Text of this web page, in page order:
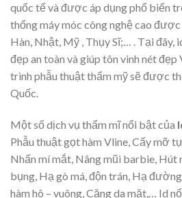
quốc tế và được áp dụng phổ biến
thống máy móc công nghệ cao
Hàn, Nhật, Mỹ , Thụy Sĩ;… . Tại đây,
đẹp an toàn và giúp tôn vinh nét
trình phẫu thuật thẩm mỹ sẽ được
Quốc.
Một số dịch vụ thẩm mĩ nổi bật của
Phẫu thuật gọt hàm Vline, Cấy mỡ
Nhấn mí mắt, Nâng mũi barbie, Hút
bụng, Hạ gò má, độn trán, Hạ
hàm hô – vuông, Căng da mặt,… Id